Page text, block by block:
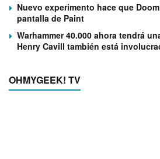
Nuevo experimento hace que Doom
pantalla de Paint
Warhammer 40.000 ahora tendrá
Henry Cavill también está
OHMYGEEK! TV